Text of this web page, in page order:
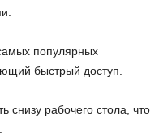
популярных
быстрый доступ.
снизу рабочего стола, что